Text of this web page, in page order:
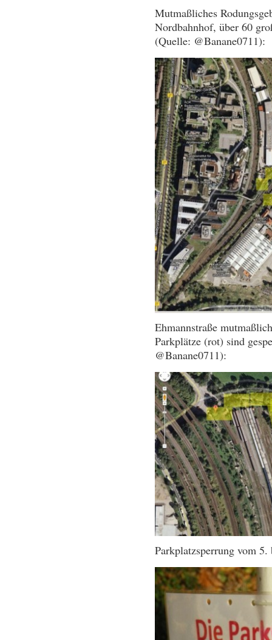
Mutmaßliches
Nordbahnhof, über 60
(Quelle: @Banane0711):
Ehmannstraße
Parkplätze (rot) sind
@Banane0711):
Parkplatzsperrung vom